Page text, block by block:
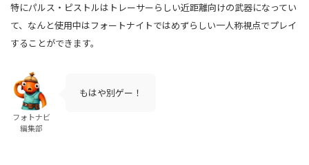
特にパルス・ピストルはトレーサーらしい近距離向けの武器になってい
て、なんと使用中はフォートナイトではめずらしい一人称視点でプレイ
することができます。
フォトナビ
編集部
もはや別ゲー！